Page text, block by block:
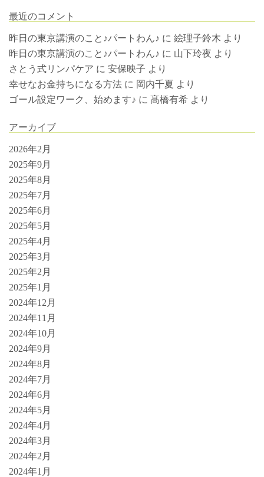
最近のコメント
昨日の東京講演のこと♪パートわん♪ に 絵理子鈴木 より
昨日の東京講演のこと♪パートわん♪ に 山下玲夜 より
さとう式リンパケア に 安保映子 より
幸せなお金持ちになる方法 に 岡内千夏 より
ゴール設定ワーク、始めます♪ に 髙橋有希 より
アーカイブ
2026年2月
2025年9月
2025年8月
2025年7月
2025年6月
2025年5月
2025年4月
2025年3月
2025年2月
2025年1月
2024年12月
2024年11月
2024年10月
2024年9月
2024年8月
2024年7月
2024年6月
2024年5月
2024年4月
2024年3月
2024年2月
2024年1月